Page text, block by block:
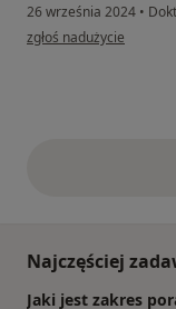
26 września 2024 •
w opinii użytkownika
zgłoś nadużycie
Najczęściej
Jaki jest zakres